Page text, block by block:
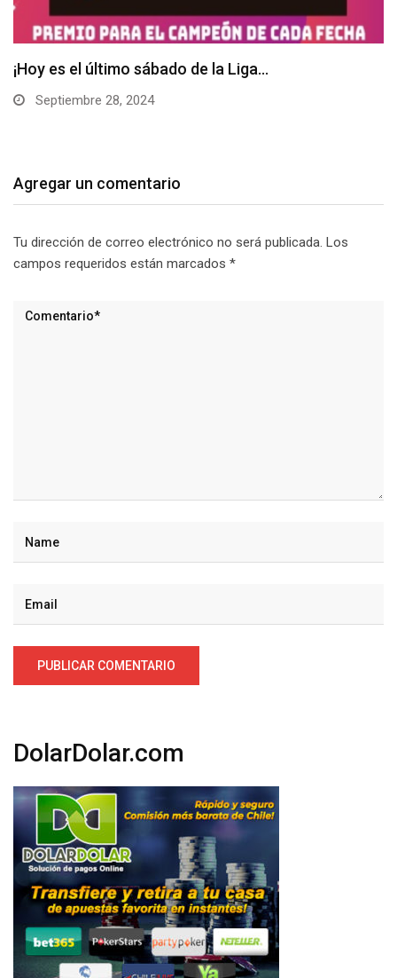
Septiembre te trae la Liga Divisapay
Septiembre 4, 2024
Agregar un comentario
Tu dirección de correo electrónico no será publicada. Los
campos requeridos están marcados *
DolarDolar.com